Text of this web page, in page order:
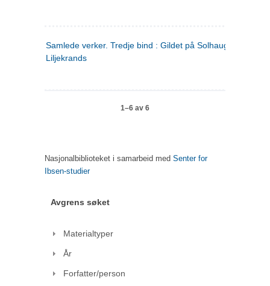
Samlede verker. Tredje bind : Gildet på Solhaug ; Olaf
Liljekrands
1–6 av 6
Nasjonalbiblioteket i samarbeid med Senter for
Ibsen-studier
Avgrens søket
Materialtyper
År
Forfatter/person